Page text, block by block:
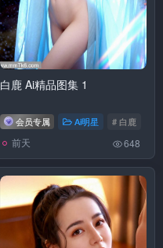
白鹿 Ai精品图集 1
会员专属 Ai明星 # 白鹿
前天 648